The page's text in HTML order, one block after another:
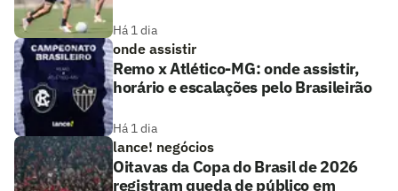
Há 1 dia
onde assistir
Remo x Atlético-MG: onde assistir,
horário e escalações pelo Brasileirão
Há 1 dia
lance! negócios
Oitavas da Copa do Brasil de 2026
registram queda de público em